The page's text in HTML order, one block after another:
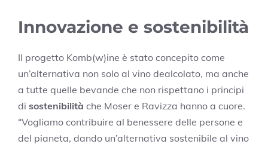
Innovazione e sostenibilità
Il progetto Komb(w)ine è stato concepito come
un’alternativa non solo al vino dealcolato, ma anche
a tutte quelle bevande che non rispettano i principi
di sostenibilità che Moser e Ravizza hanno a cuore.
“Vogliamo contribuire al benessere delle persone e
del pianeta, dando un’alternativa sostenibile al vino